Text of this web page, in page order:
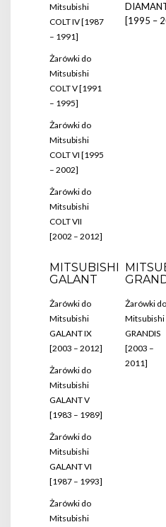
Mitsubishi
COLT IV [1987
– 1991]
Żarówki do
Mitsubishi
COLT V [1991
– 1995]
Żarówki do
Mitsubishi
COLT VI [1995
– 2002]
Żarówki do
Mitsubishi
COLT VII
[2002 – 2012]
[1995 –
MITSUBISHI
GALANT
Żarówki do
Mitsubishi
GALANT IX
[2003 – 2012]
Żarówki do
Mitsubishi
GALANT V
[1983 – 1989]
Żarówki do
Mitsubishi
GALANT VI
[1987 – 1993]
Żarówki do
Mitsubishi
Żarówki do
Mitsubishi
GRANDIS
[2003 –
2011]